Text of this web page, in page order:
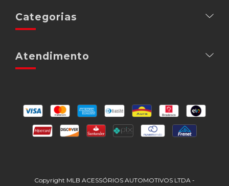
Categorias
Atendimento
Copyright MLB ACESSÓRIOS AUTOMOTIVOS LTDA -